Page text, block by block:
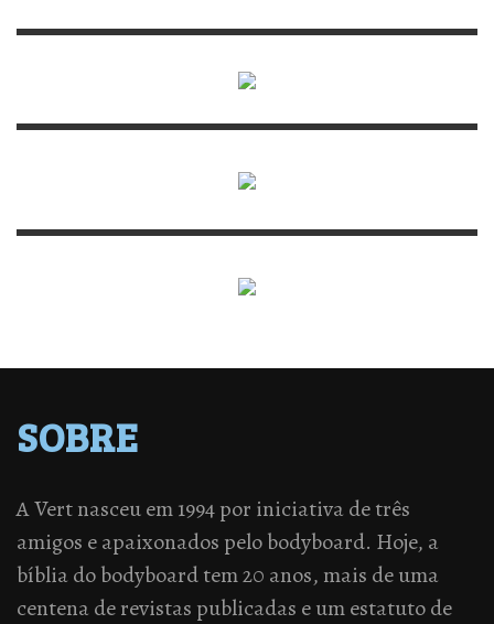
SOBRE
A Vert nasceu em 1994 por iniciativa de três
amigos e apaixonados pelo bodyboard. Hoje, a
bíblia do bodyboard tem 20 anos, mais de uma
centena de revistas publicadas e um estatuto de